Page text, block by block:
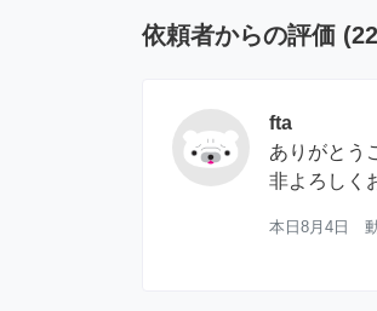
依頼者からの評価 (22
fta
ありがとう
非よろしく
本日8月4日